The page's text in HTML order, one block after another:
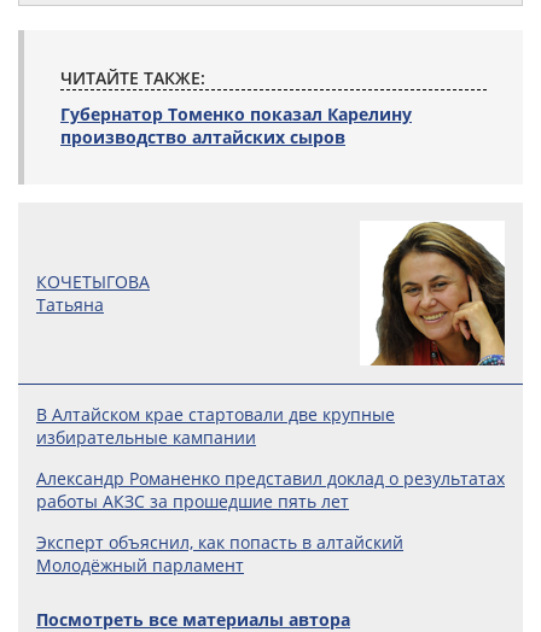
ЧИТАЙТЕ ТАКЖЕ:
Губернатор Томенко показал Карелину
производство алтайских сыров
КОЧЕТЫГОВА
Татьяна
В Алтайском крае стартовали две крупные
избирательные кампании
Александр Романенко представил доклад о результатах
работы АКЗС за прошедшие пять лет
Эксперт объяснил, как попасть в алтайский
Молодёжный парламент
Посмотреть все материалы автора